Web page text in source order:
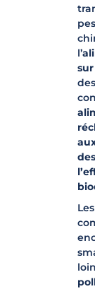
l’
Les